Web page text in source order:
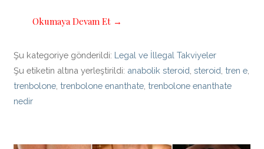
Okumaya Devam Et →
Şu kategoriye gönderildi: Legal ve İllegal Takviyeler
Şu etiketin altına yerleştirildi: anabolik steroid ,steroid ,tren e
trenbolone ,trenbolone enanthate ,trenbolone enanthate
nedir